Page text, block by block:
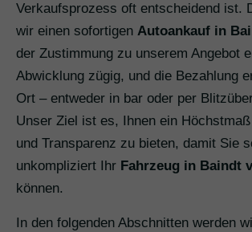
Verkaufsprozess oft entscheidend ist.
wir einen sofortigen Autoankauf in
der Zustimmung zu unserem Angebot
Abwicklung zügig, und die Bezahlung
Ort – entweder in bar oder per
Unser Ziel ist es, Ihnen ein
und Transparenz zu bieten, damit Sie
unkompliziert Ihr Fahrzeug in Baindt
können.
In den folgenden Abschnitten werden